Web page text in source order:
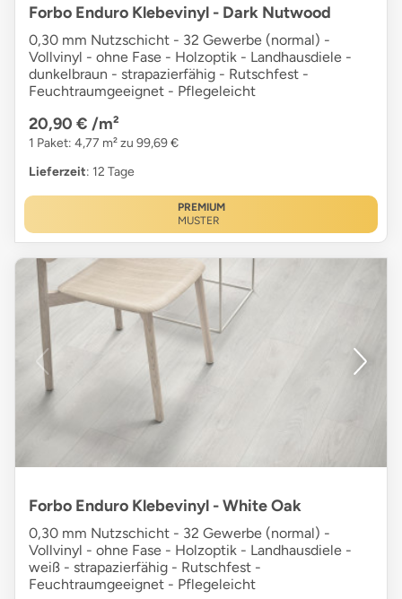
Forbo Enduro Klebevinyl - Dark Nutwood
0,30 mm Nutzschicht - 32 Gewerbe (normal) -
Vollvinyl - ohne Fase - Holzoptik - Landhausdiele -
dunkelbraun - strapazierfähig - Rutschfest -
Feuchtraumgeeignet - Pflegeleicht
20,90 € /m²
1 Paket: 4,77 m² zu 99,69 €
Lieferzeit: 12 Tage
PREMIUM
MUSTER
Forbo Enduro Klebevinyl - White Oak
0,30 mm Nutzschicht - 32 Gewerbe (normal) -
Vollvinyl - ohne Fase - Holzoptik - Landhausdiele -
weiß - strapazierfähig - Rutschfest -
Feuchtraumgeeignet - Pflegeleicht